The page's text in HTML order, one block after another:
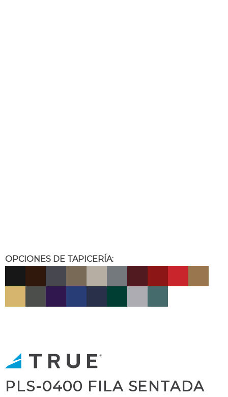
OPCIONES DE TAPICERÍA:
PLS-0400 FILA SENTADA